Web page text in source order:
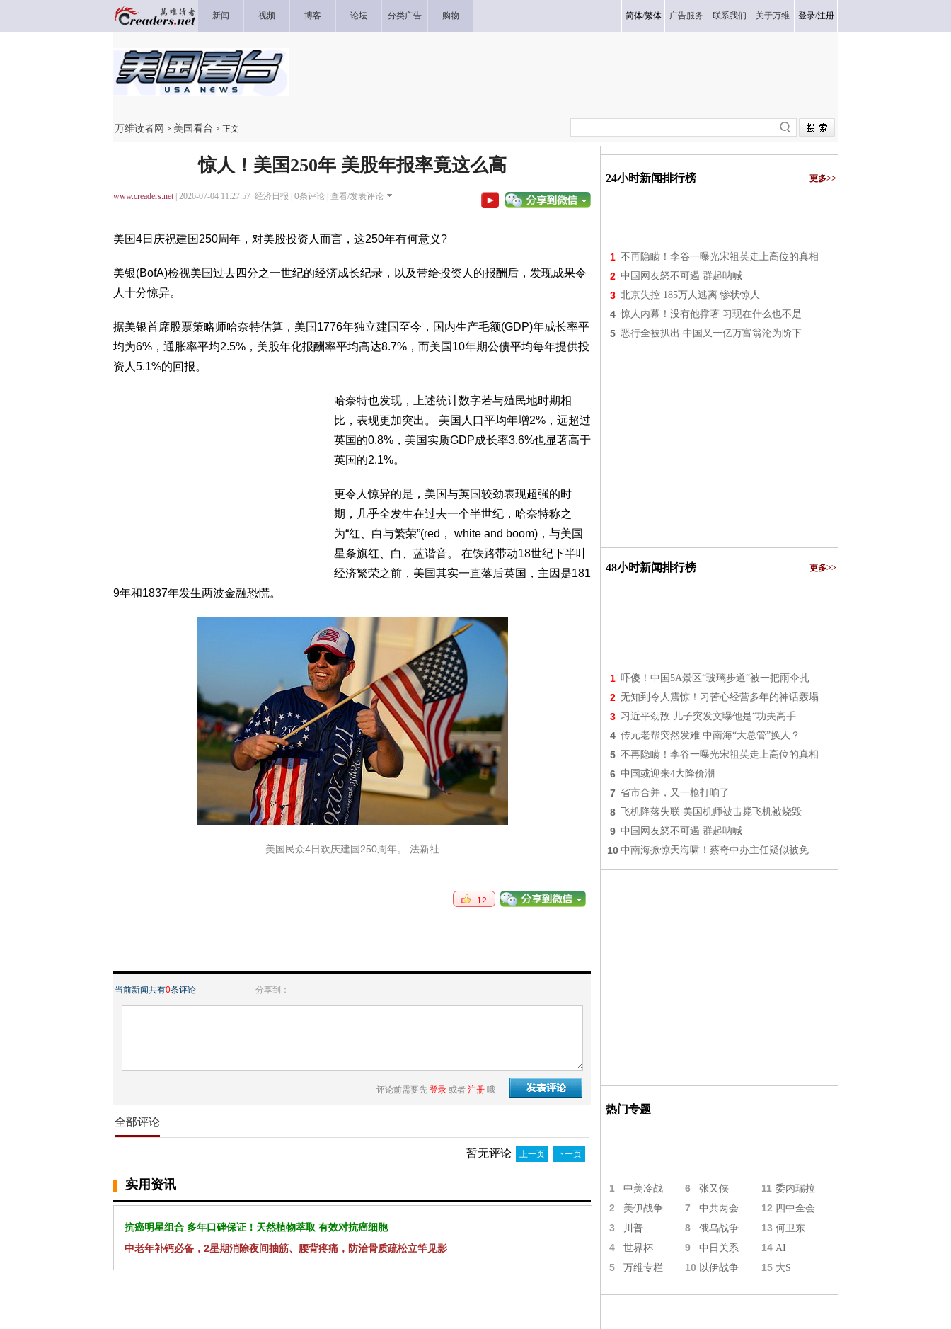
新闻 视频 博客 论坛 分类广告 购物 简体/繁体 广告服务 联系我们 关于万维 登录/注册
万维读者网 > 美国看台 > 正文
惊人！美国250年 美股年报率竟这么高
www.creaders.net| 2026-07-04 11:27:57 经济日报 | 0条评论 | 查看/发表评论
美国4日庆祝建国250周年，对美股投资人而言，这250年有何意义?
美银(BofA)检视美国过去四分之一世纪的经济成长纪录，以及带给投资人的报酬后，发现成果令
人十分惊异。
据美银首席股票策略师哈奈特估算，美国1776年独立建国至今，国内生产毛额(GDP)年成长率平
均为6%，通胀率平均2.5%，美股年化报酬率平均高达8.7%，而美国10年期公债平均每年提供投
资人5.1%的回报。
哈奈特也发现，上述统计数字若与殖民地时期相
比，表现更加突出。 美国人口平均年增2%，远超过
英国的0.8%，美国实质GDP成长率3.6%也显著高于
英国的2.1%。
更令人惊异的是，美国与英国较劲表现超强的时
期，几乎全发生在过去一个半世纪，哈奈特称之
为“红、白与繁荣”(red， white and boom)，与美国
星条旗红、白、蓝谐音。 在铁路带动18世纪下半叶
经济繁荣之前，美国其实一直落后英国，主因是181
9年和1837年发生两波金融恐慌。
美国民众4日欢庆建国250周年。 法新社
12
当前新闻共有0条评论 分享到：
评论前需要先 登录 或者 注册 哦
全部评论
暂无评论 上一页 下一页
实用资讯
抗癌明星组合 多年口碑保证！天然植物萃取 有效对抗癌细胞
中老年补钙必备，2星期消除夜间抽筋、腰背疼痛，防治骨质疏松立竿见影
24小时新闻排行榜 更多>>
1 不再隐瞒！李谷一曝光宋祖英走上高位的真相
2 中国网友怒不可遏 群起呐喊
3 北京失控 185万人逃离 惨状惊人
4 惊人内幕！没有他撑著 习现在什么也不是
5 恶行全被扒出 中国又一亿万富翁沦为阶下
48小时新闻排行榜 更多>>
1 吓傻！中国5A景区“玻璃步道”被一把雨伞扎
2 无知到令人震惊！习苦心经营多年的神话轰塌
3 习近平劲敌 儿子突发文曝他是“功夫高手
4 传元老帮突然发难 中南海“大总管”换人？
5 不再隐瞒！李谷一曝光宋祖英走上高位的真相
6 中国或迎来4大降价潮
7 省市合并，又一枪打响了
8 飞机降落失联 美国机师被击毙飞机被烧毁
9 中国网友怒不可遏 群起呐喊
10 中南海掀惊天海啸！蔡奇中办主任疑似被免
热门专题
1 中美冷战 6 张又侠 11 委内瑞拉
2 美伊战争 7 中共两会 12 四中全会
3 川普 8 俄乌战争 13 何卫东
4 世界杯 9 中日关系 14 AI
5 万维专栏 10 以伊战争 15 大S